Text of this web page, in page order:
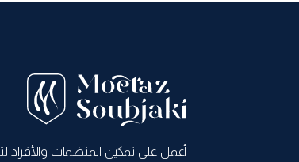
أعمل على تمكين المنظمات والأفراد